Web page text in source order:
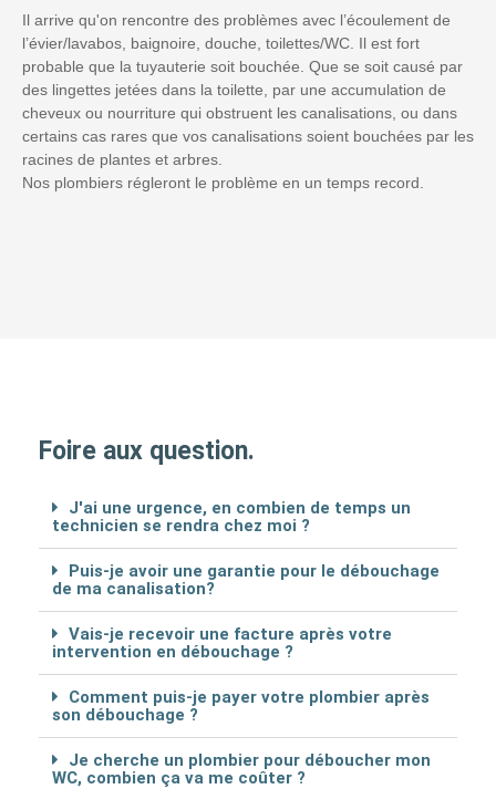
Il arrive qu'on rencontre des problèmes avec l’écoulement de
l’évier/lavabos, baignoire, douche, toilettes/WC. Il est fort
probable que la tuyauterie soit bouchée. Que se soit causé par
des lingettes jetées dans la toilette, par une accumulation de
cheveux ou nourriture qui obstruent les canalisations, ou dans
certains cas rares que vos canalisations soient bouchées par les
racines de plantes et arbres.
Nos plombiers régleront le problème en un temps record.
Foire aux question.
J'ai une urgence, en combien de temps un
technicien se rendra chez moi ?
Puis-je avoir une garantie pour le débouchage
de ma canalisation?
Vais-je recevoir une facture après votre
intervention en débouchage ?
Comment puis-je payer votre plombier après
son débouchage ?
Je cherche un plombier pour déboucher mon
WC, combien ça va me coûter ?